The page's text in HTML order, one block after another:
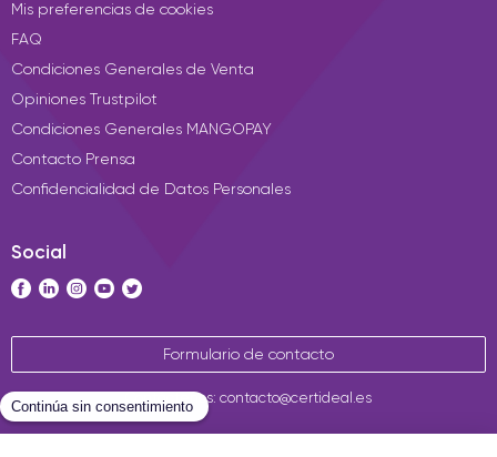
Mis preferencias de cookies
FAQ
Condiciones Generales de Venta
Opiniones Trustpilot
Condiciones Generales MANGOPAY
Contacto Prensa
Confidencialidad de Datos Personales
Social
Formulario de contacto
Contáctenos: contacto@certideal.es